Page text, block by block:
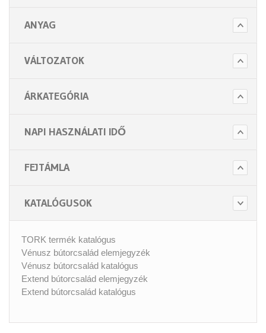
ANYAG
VÁLTOZATOK
ÁRKATEGÓRIA
NAPI HASZNÁLATI IDŐ
FEJTÁMLA
KATALÓGUSOK
TORK termék katalógus
Vénusz bútorcsalád elemjegyzék
Vénusz bútorcsalád katalógus
Extend bútorcsalád elemjegyzék
Extend bútorcsalád katalógus